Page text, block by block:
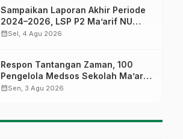
Sampaikan Laporan Akhir Periode
2024–2026, LSP P2 Ma’arif NU
Jateng Mantapkan Sinergi Link and
calendar_monthSel, 4 Agu 2026
Respon Tantangan Zaman, 100
Pengelola Medsos Sekolah Ma’arif
Pekalongan Ikuti Pelatihan Literasi
calendar_monthSen, 3 Agu 2026